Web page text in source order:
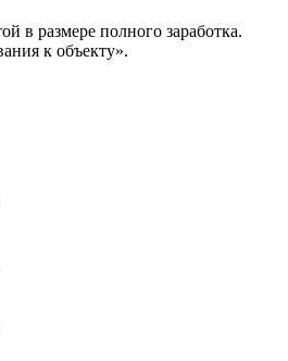
в размере полного заработка.
к объекту».